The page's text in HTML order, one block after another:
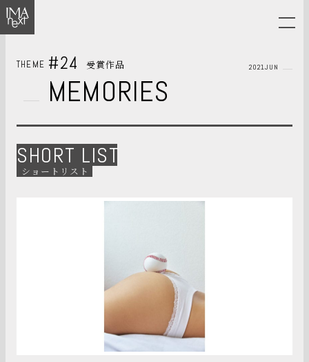
THEME #24 受賞作品 2021JUN
MEMORIES
SHORT LIST
ショートリスト